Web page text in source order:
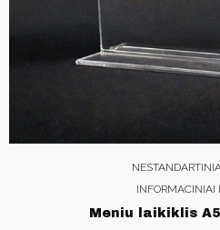
INFORMACINIAI
Meniu laikiklis